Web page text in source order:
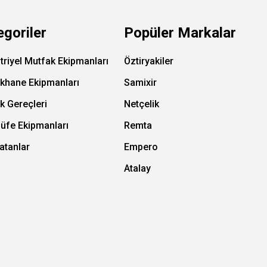
Mutfak Ekipmanları
Ekipmanları
Gereçleri
Ekipmanları
Popüler Markalar
Öztiryakiler
Samixir
Netçelik
Remta
Empero
Atalay